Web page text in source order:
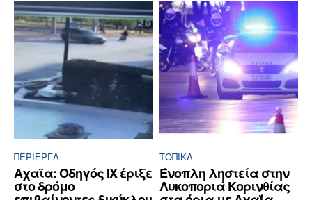
ΠΕΡΊΕΡΓΑ
Αχαϊα: Οδηγός ΙΧ έριξε
στο δρόμο
ΤΟΠΙΚΑ
Ένοπλη ληστεία στην
Λυκοποριά Κορινθίας